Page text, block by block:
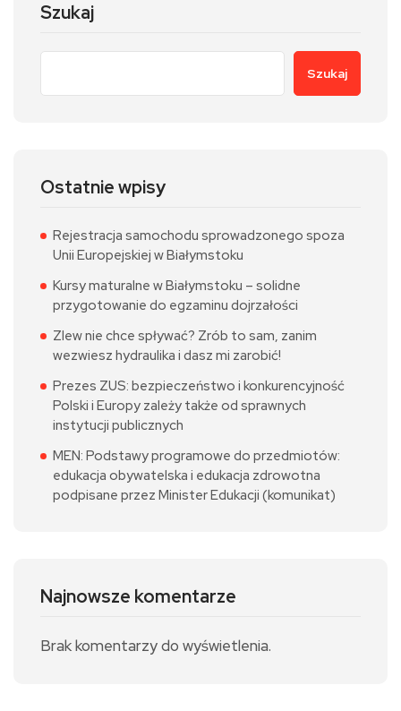
Szukaj
Szukaj
Ostatnie wpisy
Rejestracja samochodu sprowadzonego spoza
Unii Europejskiej w Białymstoku
Kursy maturalne w Białymstoku – solidne
przygotowanie do egzaminu dojrzałości
Zlew nie chce spływać? Zrób to sam, zanim
wezwiesz hydraulika i dasz mi zarobić!
Prezes ZUS: bezpieczeństwo i konkurencyjność
Polski i Europy zależy także od sprawnych
instytucji publicznych
MEN: Podstawy programowe do przedmiotów:
edukacja obywatelska i edukacja zdrowotna
podpisane przez Minister Edukacji (komunikat)
Najnowsze komentarze
Brak komentarzy do wyświetlenia.